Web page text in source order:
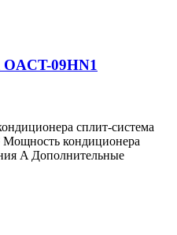
09HN1
сплит-система
кондиционера
A Дополнительные